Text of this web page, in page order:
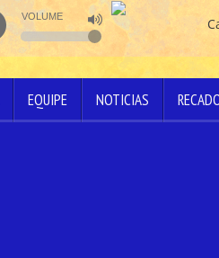
VOLUME
EQUIPE NOTICIAS